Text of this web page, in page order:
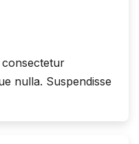
nulla. Suspendisse